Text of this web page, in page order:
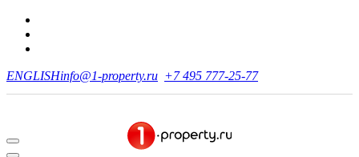
ENGLISHinfo@1-property.ru +7 495 777-25-77